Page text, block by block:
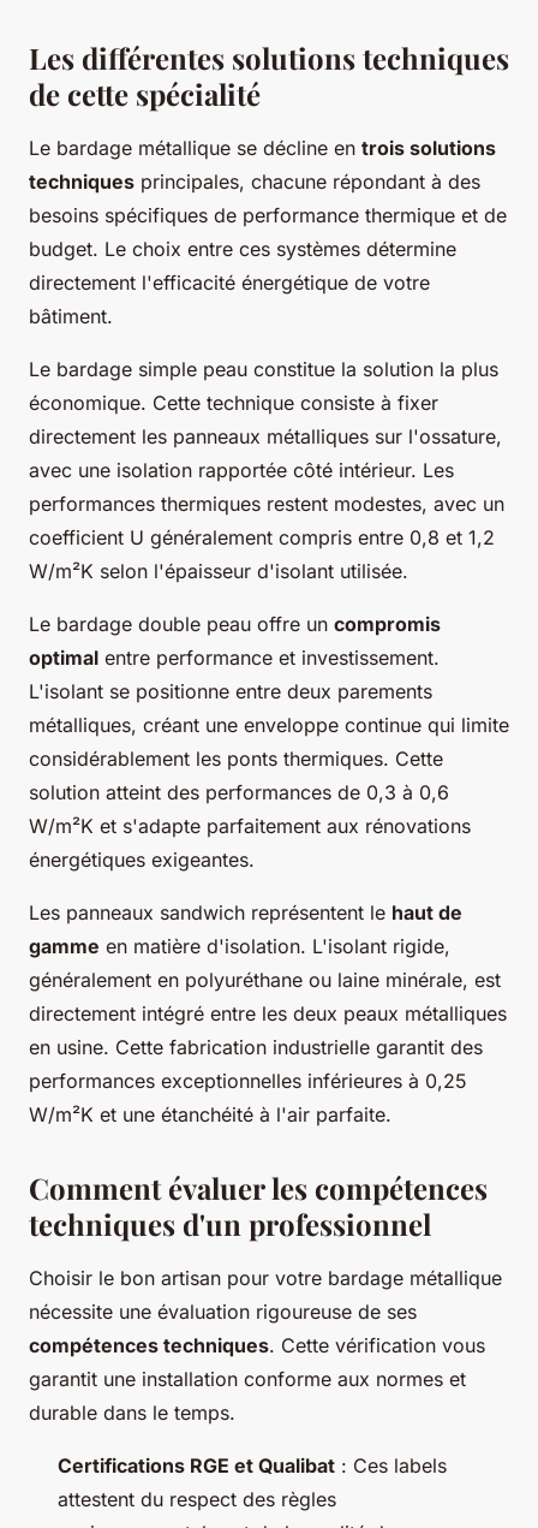
Les différentes solutions techniques
de cette spécialité
Le bardage métallique se décline en trois solutions
techniques principales, chacune répondant à des
besoins spécifiques de performance thermique et de
budget. Le choix entre ces systèmes détermine
directement l'efficacité énergétique de votre
bâtiment.
Le bardage simple peau constitue la solution la plus
économique. Cette technique consiste à fixer
directement les panneaux métalliques sur l'ossature,
avec une isolation rapportée côté intérieur. Les
performances thermiques restent modestes, avec un
coefficient U généralement compris entre 0,8 et 1,2
W/m²K selon l'épaisseur d'isolant utilisée.
Le bardage double peau offre un compromis
optimal entre performance et investissement.
L'isolant se positionne entre deux parements
métalliques, créant une enveloppe continue qui limite
considérablement les ponts thermiques. Cette
solution atteint des performances de 0,3 à 0,6
W/m²K et s'adapte parfaitement aux rénovations
énergétiques exigeantes.
Les panneaux sandwich représentent le haut de
gamme en matière d'isolation. L'isolant rigide,
généralement en polyuréthane ou laine minérale, est
directement intégré entre les deux peaux métalliques
en usine. Cette fabrication industrielle garantit des
performances exceptionnelles inférieures à 0,25
W/m²K et une étanchéité à l'air parfaite.
Comment évaluer les compétences
techniques d'un professionnel
Choisir le bon artisan pour votre bardage métallique
nécessite une évaluation rigoureuse de ses
compétences techniques. Cette vérification vous
garantit une installation conforme aux normes et
durable dans le temps.
Certifications RGE et Qualibat : Ces labels
attestent du respect des règles